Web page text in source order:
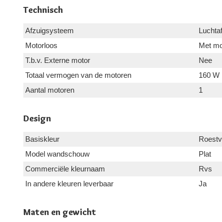
Technisch
Afzuigsysteem
Motorloos
Met
T.b.v. Externe motor
Nee
Totaal vermogen van de motoren
160 W
Aantal motoren
1
Design
Basiskleur
Model wandschouw
Plat
Commerciële kleurnaam
Rvs
In andere kleuren leverbaar
Ja
Maten en gewicht